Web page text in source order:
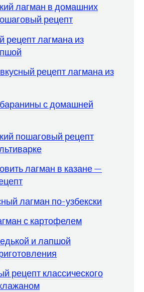
лагман в домашних
рецепт
рецепт лагмана из
рецепт лагмана из
с домашней
пошаговый рецепт
лагман в казане —
лагман по-узбекски
с картофелем
и лапшой
рецепт классического